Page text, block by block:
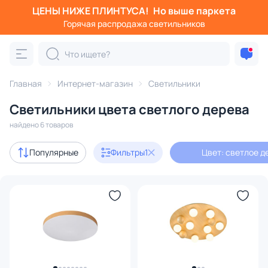
ЦЕНЫ НИЖЕ ПЛИНТУСА! Но выше паркета
Горячая распродажа светильников
Главная Интернет-магазин Светильники
Светильники цвета светлого дерева
найдено 6 товаров
Популярные Фильтры1 Цвет: светлое
Фильтры
Категория:
Люстры Подвесные светильники Потолочные
В наличии 6